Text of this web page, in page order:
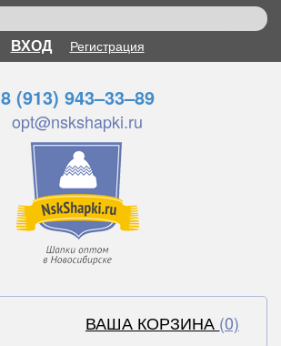
ВХОД Регистрация
8 (913) 943–33–89
opt@nskshapki.ru
ВАША КОРЗИНА (0)